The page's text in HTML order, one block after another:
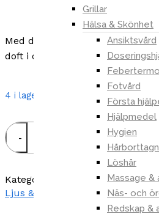
Grillar
Hälsa & Skönhet
Ansiktsvård
Fotvård
Första
Hjälpmedel
Hygien
Löshår
Massage &
Näs- och
Redskap &
Med detta stilrena doftljus kan
doft i ditt hem!
4 i lager
Lägg
Kategorier: Doftljus & Doftpinnar
Ljus & Ljusstakar